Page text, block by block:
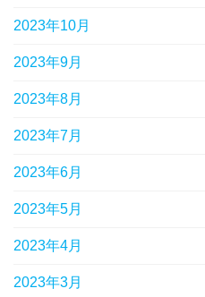
2023年10月
2023年9月
2023年8月
2023年7月
2023年6月
2023年5月
2023年4月
2023年3月